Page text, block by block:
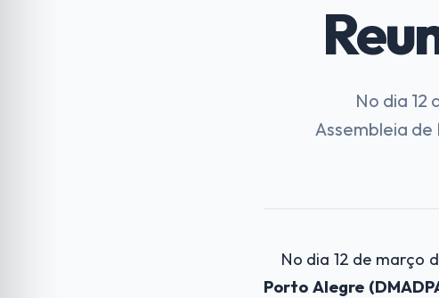
No dia
Assembleia de
No dia 12 de março
Porto Alegre